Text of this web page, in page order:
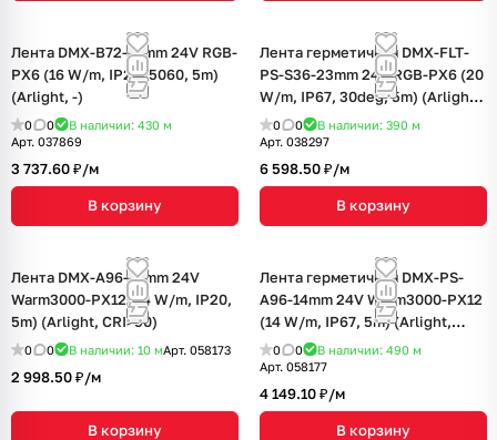
Лента DMX-B72-10mm 24V RGB-
PX6 (16 W/m, IP20, 5060, 5m)
(Arlight, -)
0 0 В наличии: 430 м
Арт. 037869
3 737.60 ₽/м
В корзину
Лента герметичная DMX-FLT-
PS-S36-23mm 24V RGB-PX6 (20
W/m, IP67, 30deg, 5m) (Arlight,
-)0 0 В наличии: 390 м
Арт. 038297
6 598.50 ₽/м
В корзину
Лента DMX-A96-12mm 24V
Warm3000-PX12 (14 W/m, IP20,
5m) (Arlight, CRI>90)
0 0 В наличии: 10 мАрт. 058173
2 998.50 ₽/м
В корзину
Лента герметичная DMX-PS-
A96-14mm 24V Warm3000-PX12
(14 W/m, IP67, 5m) (Arlight,
CRI>90)
0 0 В наличии: 490 м
Арт. 058177
4 149.10 ₽/м
В корзину